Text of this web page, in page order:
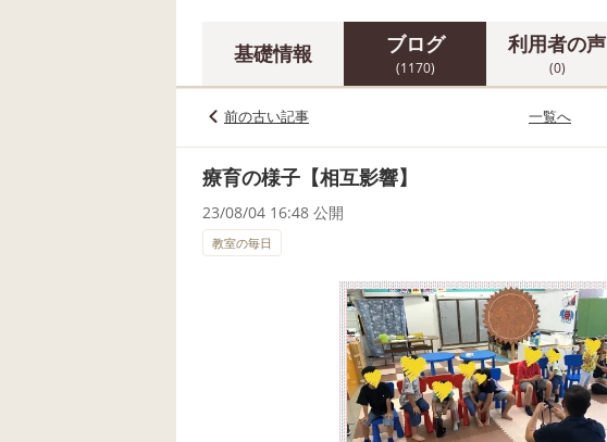
基礎情報 ブログ
(1170)
利用者の声
(0)
前の古い記事 一覧へ
療育の様子【相互影響】
23/08/04 16:48 公開
教室の毎日